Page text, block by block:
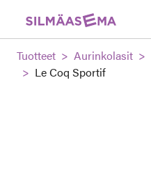
Tuotteet Aurinkolasit
Le Coq Sportif